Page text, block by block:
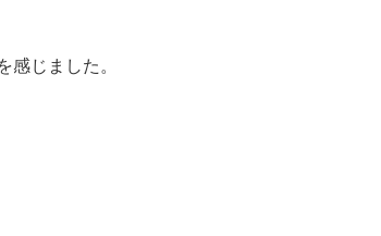
感じました。